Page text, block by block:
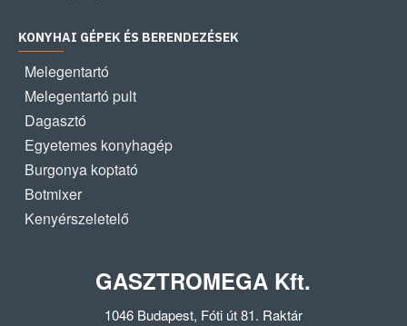
KONYHAI GÉPEK ÉS BERENDEZÉSEK
Melegentartó
Melegentartó pult
Dagasztó
Egyetemes konyhagép
Burgonya koptató
Botmixer
Kenyérszeletelő
GASZTROMEGA Kft.
1046 Budapest, Fóti út 81. Raktár